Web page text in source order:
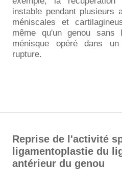
instable pendant plusieurs
méniscales et
même qu'un genou sans
ménisque opéré dans
rupture.
Reprise de l'activité
ligamentoplastie du
antérieur du genou